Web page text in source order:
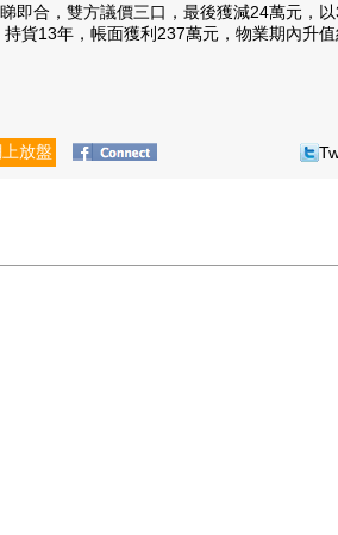
合，雙方議價三口，最後獲減24萬元，
貨13年，帳面獲利237萬元，物業期內升值
放盤